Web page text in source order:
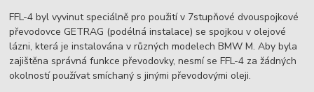
FFL-4 byl vyvinut speciálně pro použití v 7stupňové dvouspojkové
převodovce GETRAG (podélná instalace) se spojkou v olejové
lázni, která je instalována v různých modelech BMW M. Aby byla
zajištěna správná funkce převodovky, nesmí se FFL-4 za žádných
okolností používat smíchaný s jinými převodovými oleji.